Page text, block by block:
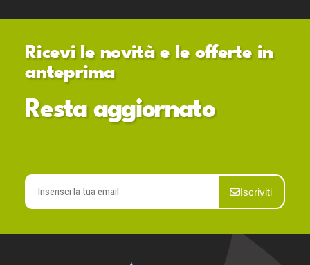
Ricevi le novità e le offerte in
anteprima
Resta aggiornato
Iscriviti